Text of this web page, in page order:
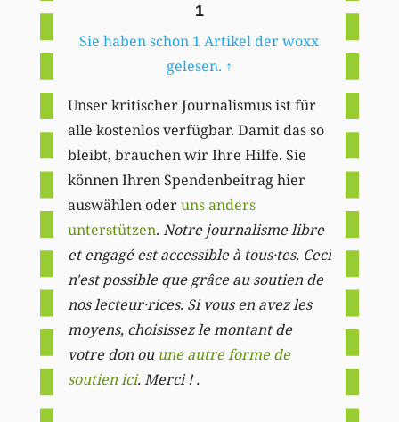
1
Sie haben schon 1 Artikel der woxx
gelesen. ↑
Unser kritischer Journalismus ist für
alle kostenlos verfügbar. Damit das so
bleibt, brauchen wir Ihre Hilfe. Sie
können Ihren Spendenbeitrag hier
auswählen oderuns anders
unterstützen. Notre journalisme libre
et engagé est accessible à tous·tes. Ceci
n'est possible que grâce au soutien de
nos lecteur·rices. Si vous en avez les
moyens, choisissez le montant de
votre don ou une autre forme de
soutien ici. Merci ! .